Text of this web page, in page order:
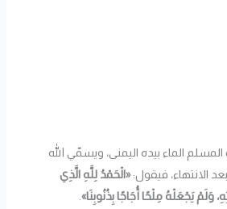
الماء بيده اليمنى، ويسمّي الله
الانتهاء، فيقول:«الْحَمْدُ لِلَّهِ الَّذِي
وَلَمْ يَجْعَلْهُ مِلْحًا أُجَاجًا بِذُنُوبِنَا»